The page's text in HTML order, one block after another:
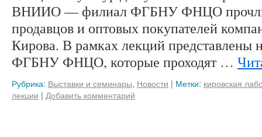
ВНИИО — филиал ФГБНУ ФНЦО прочли
продавцов и оптовых покупателей
Кирова. В рамках лекций представлены
ФГБНУ ФНЦО, которые проходят …
Рубрика: Выставки и семинары, Новости | Метки: кировская
лекции | Добавить комментарий